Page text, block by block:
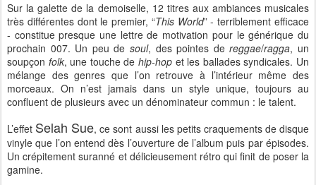
Sur la galette de la demoiselle, 12 titres aux ambiances musicales
très différentes dont le premier, “This World” - terriblement efficace
- constitue presque une lettre de motivation pour le générique du
prochain 007. Un peu de soul, des pointes dereggae/ragga, un
soupçon folk, une touche dehip-hop et les ballades syndicales. Un
mélange des genres que l’on retrouve à l’intérieur même des
morceaux. On n’est jamais dans un style unique, toujours au
confluent de plusieurs avec un dénominateur commun : le talent.
L’effet Selah Sue, ce sont aussi les petits craquements de disque
vinyle que l’on entend dès l’ouverture de l’album puis par épisodes.
Un crépitement suranné et délicieusement rétro qui finit de poser la
gamine.